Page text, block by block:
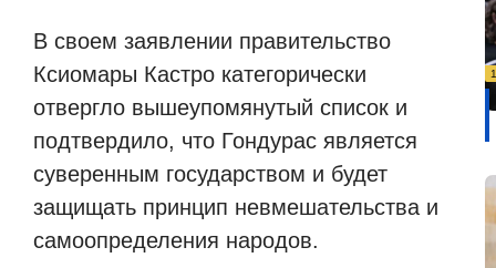
В своем заявлении правительство
Ксиомары Кастро категорически
отвергло вышеупомянутый список и
подтвердило, что Гондурас является
суверенным государством и будет
защищать принцип невмешательства и
самоопределения народов.